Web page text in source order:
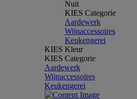
Nuit
KIES Categorie
Aardewerk
Wijnaccessoires
Keukengerei
KIES Kleur
KIES Categorie
Aardewerk
Wijnaccessoires
Keukengerei